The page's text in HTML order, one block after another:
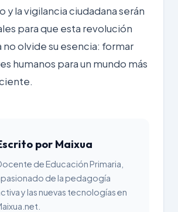
y la vigilancia ciudadana serán
para que esta revolución
olvide su esencia: formar
humanos para un mundo más
por Maixua
de Educación Primaria,
de la pedagogía
y las nuevas tecnologías en